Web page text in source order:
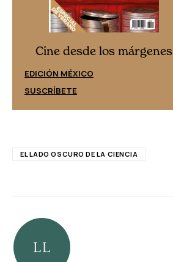
Cine desde los márgenes
EDICIÓN MÉXICO
SUSCRÍBETE
EL LADO OSCURO DE LA CIENCIA